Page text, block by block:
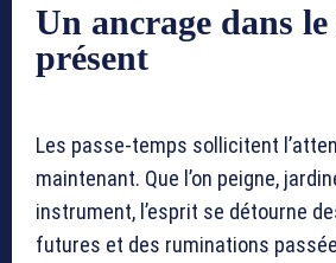
Un ancrage dans
présent
Les passe-temps sollicitent
maintenant. Que l’on peigne,
instrument, l’esprit se détourne
futures et des ruminations